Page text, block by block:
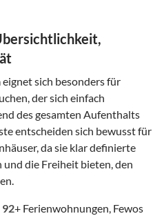
eignet sich besonders für
der sich einfach
des gesamten Aufenthalts
entscheiden sich bewusst für
da sie klar definierte
die Freiheit bieten, den
92+ Ferienwohnungen, Fewos